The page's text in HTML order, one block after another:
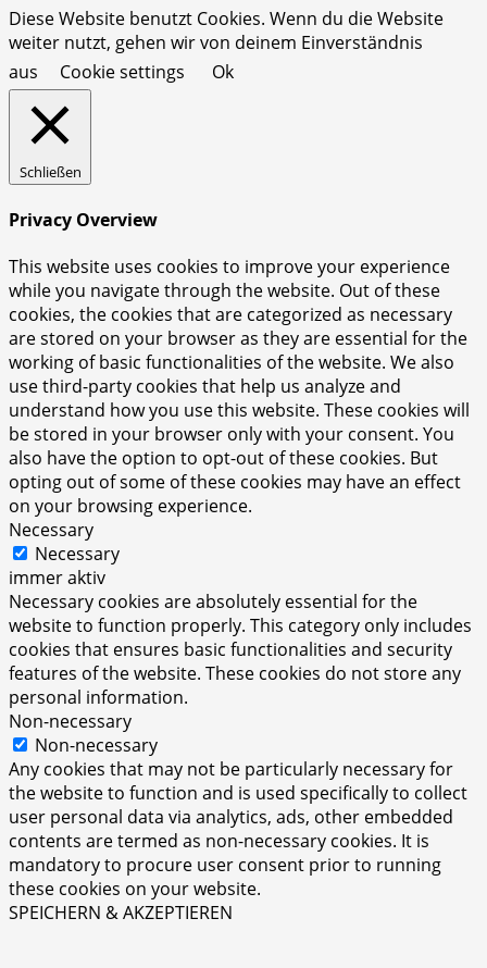
Diese Website benutzt Cookies. Wenn du die Website
weiter nutzt, gehen wir von deinem Einverständnis
aus
Cookie settings Ok
Schließen
Privacy Overview
This website uses cookies to improve your experience
while you navigate through the website. Out of these
cookies, the cookies that are categorized as necessary
are stored on your browser as they are essential for the
working of basic functionalities of the website. We also
use third-party cookies that help us analyze and
understand how you use this website. These cookies will
be stored in your browser only with your consent. You
also have the option to opt-out of these cookies. But
opting out of some of these cookies may have an effect
on your browsing experience.
Necessary
Necessary
immer aktiv
Necessary cookies are absolutely essential for the
website to function properly. This category only includes
cookies that ensures basic functionalities and security
features of the website. These cookies do not store any
personal information.
Non-necessary
Non-necessary
Any cookies that may not be particularly necessary for
the website to function and is used specifically to collect
user personal data via analytics, ads, other embedded
contents are termed as non-necessary cookies. It is
mandatory to procure user consent prior to running
these cookies on your website.
SPEICHERN & AKZEPTIEREN